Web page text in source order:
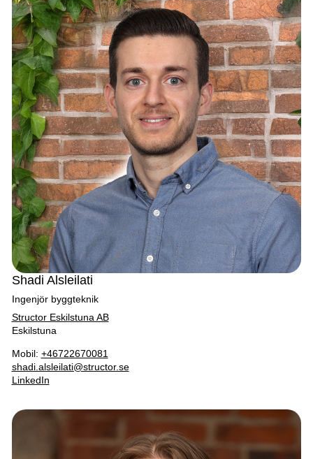
Shadi Alsleilati
Ingenjör byggteknik
Structor Eskilstuna AB
Eskilstuna
Mobil: +46722670081
shadi.alsleilati@structor.se
LinkedIn